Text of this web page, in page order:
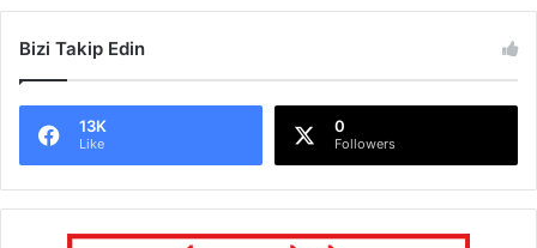
Bizi Takip Edin
13K
Like
0
Followers